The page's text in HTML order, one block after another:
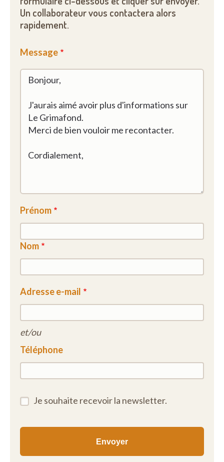
Un collaborateur vous contactera alors
rapidement.
Message
Prénom
Nom
Adresse e-mail
et/ou
Téléphone
Je souhaite recevoir la newsletter.